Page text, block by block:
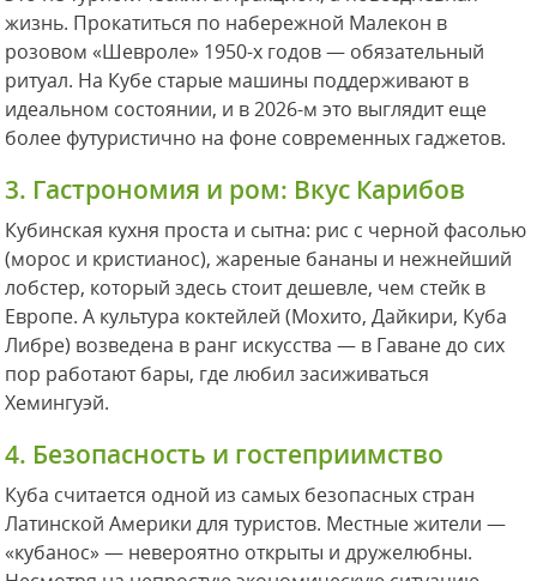
жизнь. Прокатиться по набережной Малекон в
розовом «Шевроле» 1950-х годов — обязательный
ритуал. На Кубе старые машины поддерживают в
идеальном состоянии, и в 2026-м это выглядит еще
более футуристично на фоне современных гаджетов.
3. Гастрономия и ром: Вкус Карибов
Кубинская кухня проста и сытна: рис с черной фасолью
(морос и кристианос), жареные бананы и нежнейший
лобстер, который здесь стоит дешевле, чем стейк в
Европе. А культура коктейлей (Мохито, Дайкири, Куба
Либре) возведена в ранг искусства — в Гаване до сих
пор работают бары, где любил засиживаться
Хемингуэй.
4. Безопасность и гостеприимство
Куба считается одной из самых безопасных стран
Латинской Америки для туристов. Местные жители —
«кубанос» — невероятно открыты и дружелюбны.